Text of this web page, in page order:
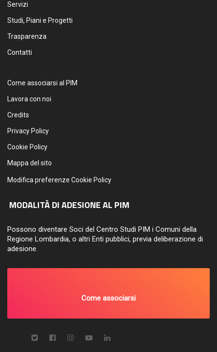
Servizi
Studi, Piani e Progetti
Trasparenza
Contatti
Come associarsi al PIM
Lavora con noi
Credits
Privacy Policy
Cookie Policy
Mappa del sito
Modifica preferenze Cookie Policy
MODALITÀ DI ADESIONE AL PIM
Possono diventare Soci del Centro Studi PIM i Comuni della
Regione Lombardia, o altri Enti pubblici, previa deliberazione di
adesione.
Come associarsi